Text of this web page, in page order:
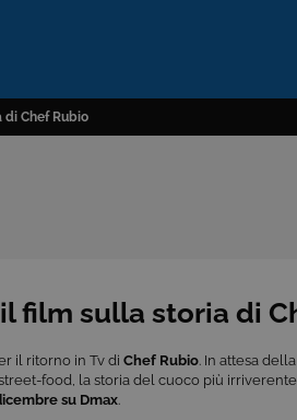
Chef Rubio
film sulla storia di
il ritorno in Tv di Chef Rubio. In attesa
food, la storia del cuoco più
su Dmax.